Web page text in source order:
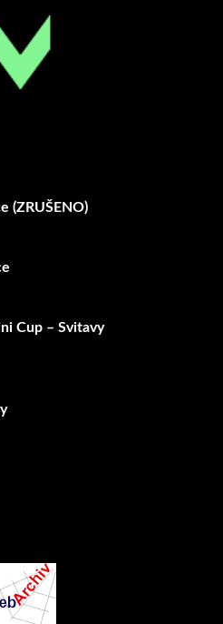
(ZRUŠENO)
Cup – Svitavy